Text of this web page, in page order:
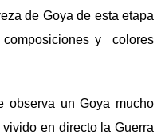
de Goya de esta etapa
y colores
observa un Goya mucho
en directo la Guerra